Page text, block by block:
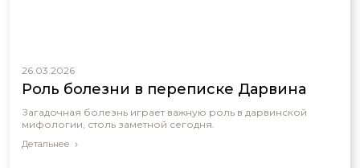
26.03.2026
Роль болезни в переписке Дарвина
Загадочная болезнь играет важную роль в дарвинской
мифологии, столь заметной сегодня.
Детальнее